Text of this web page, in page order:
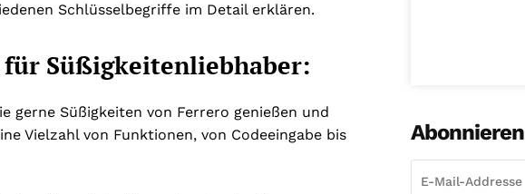
Schlüsselbegriffe im Detail erklären.
Süßigkeitenliebhaber:
gerne Süßigkeiten von Ferrero genießen und
Vielzahl von Funktionen, von Codeeingabe bis
Abonnieren